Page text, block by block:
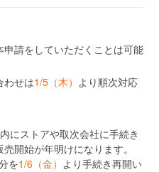
請をしていただくことは可能
わせは1/5（木） より順次対応
にストアや取次会社に手続き
開始が年明けになります。
を1/6（金） より手続き再開い